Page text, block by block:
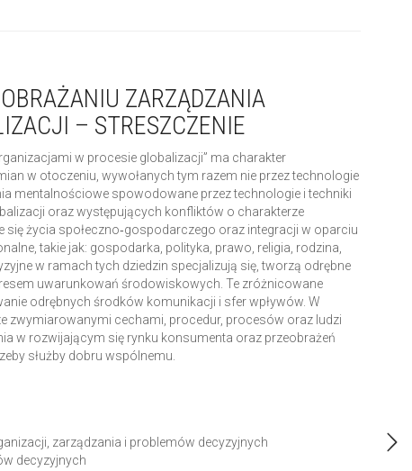
ZARZĄDZANIA
– STRESZCZENIE
w procesie globalizacji” ma charakter
w otoczeniu, wywołanych tym razem nie przez technologie
mentalnościowe spowodowane przez technologie i techniki
oraz występujących konfliktów o charakterze
życia społeczno‑gospodarczego oraz integracji w oparciu
takie jak: gospodarka, polityka, prawo, religia, rodzina,
w ramach tych dziedzin specjalizują się, tworzą odrębne
uwarunkowań środowiskowych. Te zróżnicowane
odrębnych środków komunikacji i sfer wpływów. W
cechami, procedur, procesów oraz ludzi
w rozwijającym się rynku konsumenta oraz przeobrażeń
służby dobru wspólnemu.
zarządzania i problemów decyzyjnych
decyzyjnych